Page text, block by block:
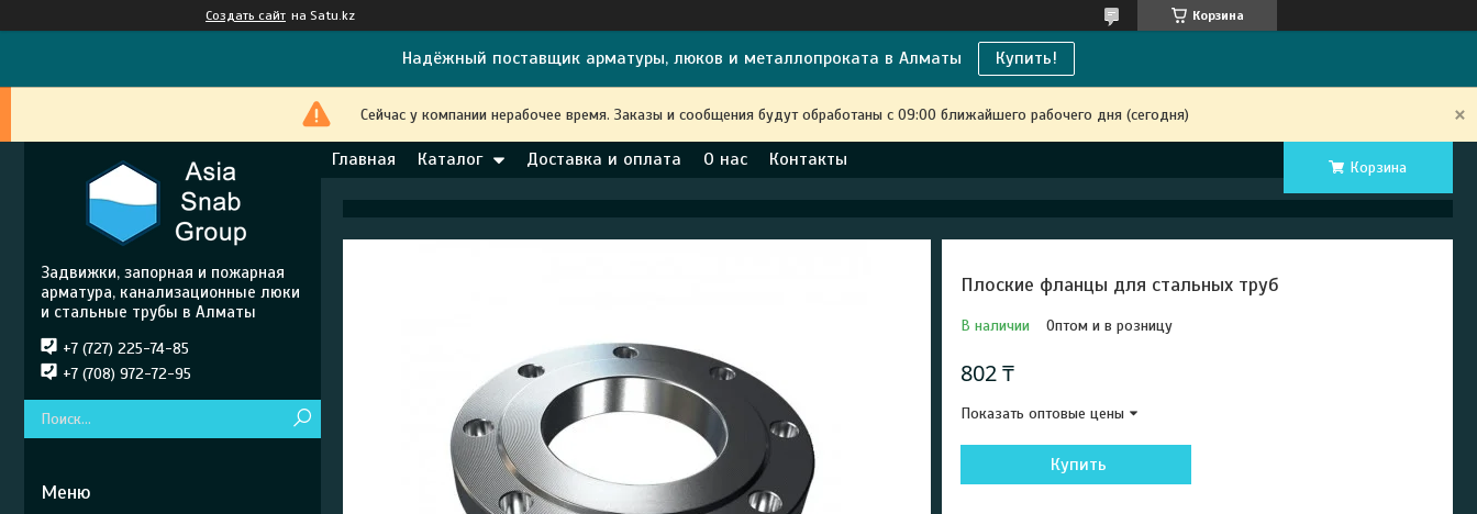
Создать сайт на Satu.kz Корзина
Надёжный поставщик арматуры, люков и металлопроката в Алматы Купить!
Сейчас у компании нерабочее время. Заказы и сообщения будут обработаны с 09:00 ближайшего рабочего дня (сегодня)
Главная Каталог Доставка и оплата О нас Контакты Корзина
Плоские фланцы для стальных труб
В наличии Оптом и в розницу
802 ₸
Показать оптовые цены
Купить
Задвижки, запорная и пожарная
арматура, канализационные люки
и стальные трубы в Алматы
+7 (727) 225-74-85
+7 (708) 972-72-95